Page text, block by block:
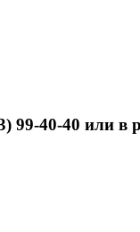
99-40-40 или в